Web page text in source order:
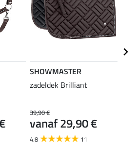
SHOWMASTER
zadeldek Brilliant
39,90 €
vanaf 29,90 €
4.8 11